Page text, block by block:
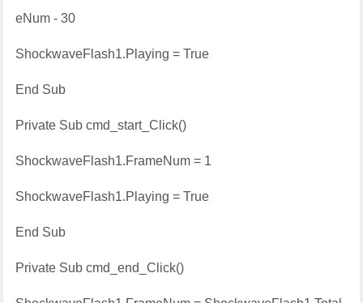
eNum - 30
ShockwaveFlash1.Playing = True
End Sub
Private Sub cmd_start_Click()
ShockwaveFlash1.FrameNum = 1
ShockwaveFlash1.Playing = True
End Sub
Private Sub cmd_end_Click()